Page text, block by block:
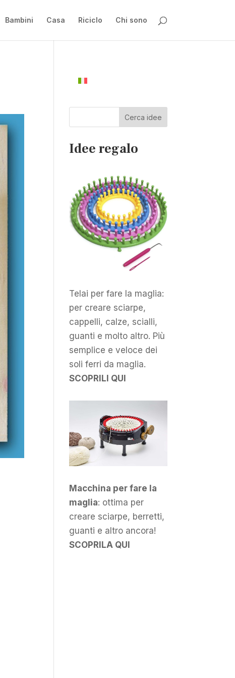
Bambini Casa Riciclo Chi sono
Cerca idee
Idee regalo
Telai per fare la maglia:
per creare sciarpe,
cappelli, calze, scialli,
guanti e molto altro. Più
semplice e veloce dei
soli ferri da maglia.
SCOPRILI QUI
Macchina per fare la
maglia: ottima per
creare sciarpe, berretti,
guanti e altro ancora!
SCOPRILA QUI